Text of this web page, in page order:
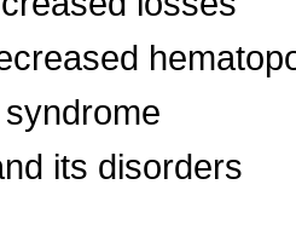
its disorders